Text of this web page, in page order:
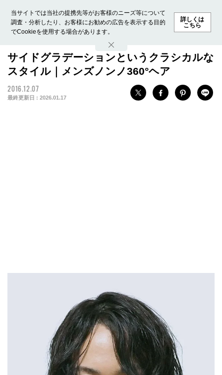
当サイトでは当社の提携先等がお客様のニーズ等について
調査・分析したり、お客様にお勧めの広告を表示する目的
でCookieを使用する場合があります。
詳しくは
こちら
ホーム モデル募集 ランキング ファッション ビューテ
サイドグラデーションというクラシカルな
スタイル｜メンズノンノ360°ヘア
2016.12.07
最終更新日 : 2026.01.17